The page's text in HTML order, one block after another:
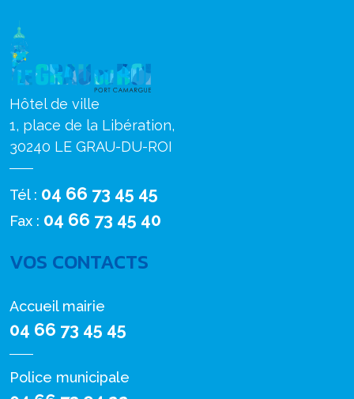
Hôtel de ville
1, place de la Libération,
30240 LE GRAU-DU-ROI
Tél : 04 66 73 45 45
Fax : 04 66 73 45 40
VOS CONTACTS
Accueil mairie
04 66 73 45 45
Police municipale